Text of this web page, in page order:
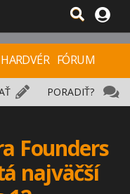
HARDVÉR FÓRUM
PORADIŤ?
Founders
najväčší